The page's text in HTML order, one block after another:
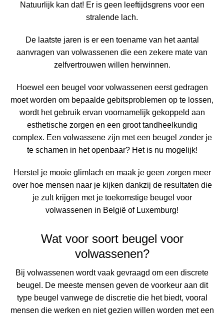
Natuurlijk kan dat! Er is geen leeftijdsgrens voor een
stralende lach.
De laatste jaren is er een toename van het aantal
aanvragen van volwassenen die een zekere mate van
zelfvertrouwen willen herwinnen.
Hoewel een beugel voor volwassenen eerst gedragen
moet worden om bepaalde gebitsproblemen op te lossen,
wordt het gebruik ervan voornamelijk gekoppeld aan
esthetische zorgen en een groot tandheelkundig
complex. Een volwassene zijn met een beugel zonder je
te schamen in het openbaar? Het is nu mogelijk!
Herstel je mooie glimlach en maak je geen zorgen meer
over hoe mensen naar je kijken dankzij de resultaten die
je zult krijgen met je toekomstige beugel voor
volwassenen in België of Luxemburg!
Wat voor soort beugel voor
volwassenen?
Bij volwassenen wordt vaak gevraagd om een discrete
beugel. De meeste mensen geven de voorkeur aan dit
type beugel vanwege de discretie die het biedt, vooral
mensen die werken en niet gezien willen worden met een